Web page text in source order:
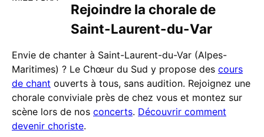
Rejoindre la chorale de
Saint-Laurent-du-Var
Envie de chanter à Saint-Laurent-du-Var (Alpes-
Maritimes) ? Le Chœur du Sud y propose des cours
de chant ouverts à tous, sans audition. Rejoignez une
chorale conviviale près de chez vous et montez sur
scène lors de nos concerts. Découvrir comment
devenir choriste.